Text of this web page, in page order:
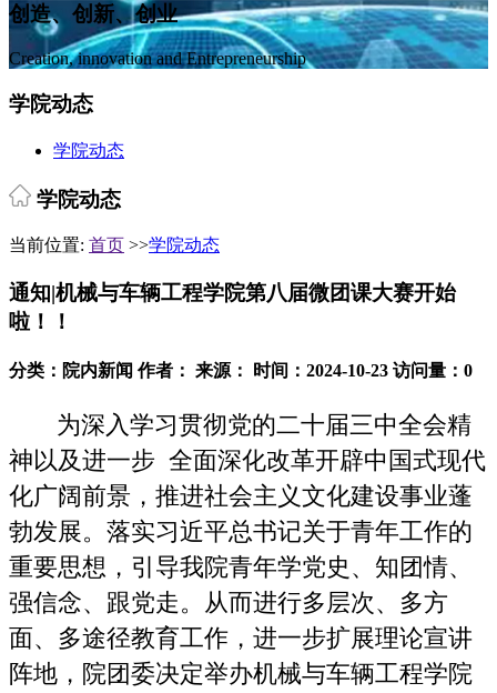
创造、创新、创业
Creation, innovation and Entrepreneurship
学院动态
学院动态
学院动态
当前位置: 首页 >>学院动态
通知|机械与车辆工程学院第八届微团课大赛开始
啦！！
分类：院内新闻 作者： 来源： 时间：2024-10-23 访问量： 0
为深入学习贯彻党的二十届三中全会精
神以及进一步 全面深化改革开辟中国式现代
化广阔前景，推进社会主义文化建设事业蓬
勃发展。落实习近平总书记关于青年工作的
重要思想，引导我院青年学党史、知团情、
强信念、跟党走。从而进行多层次、多方
面、多途径教育工作，进一步扩展理论宣讲
阵地，院团委决定举办机械与车辆工程学院